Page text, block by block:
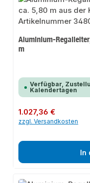
Aluminium-
m
Verfügbar,
Kalendertagen
Regulärer Preis:
1.027,36 €
zzgl. Versandkosten
In